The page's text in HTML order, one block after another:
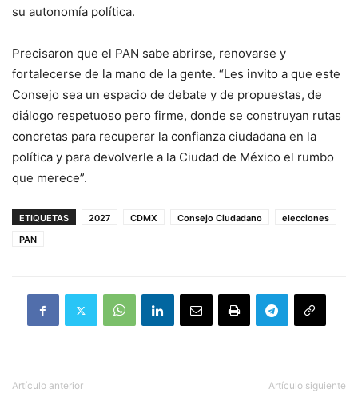
su autonomía política.
Precisaron que el PAN sabe abrirse, renovarse y
fortalecerse de la mano de la gente. “Les invito a que este
Consejo sea un espacio de debate y de propuestas, de
diálogo respetuoso pero firme, donde se construyan rutas
concretas para recuperar la confianza ciudadana en la
política y para devolverle a la Ciudad de México el rumbo
que merece”.
ETIQUETAS 2027 CDMX Consejo Ciudadano
elecciones
PAN
Artículo anterior Artículo siguiente